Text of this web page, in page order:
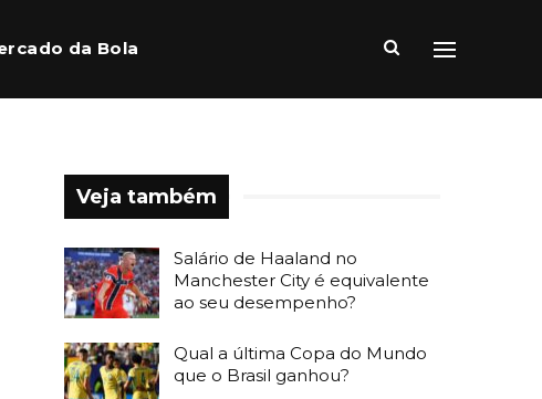
da Bola
Veja também
Salário de Haaland no
Manchester City é equivalente
ao seu desempenho?
Qual a última Copa do Mundo
que o Brasil ganhou?